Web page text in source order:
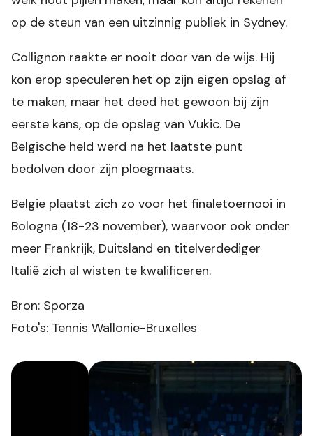
op de steun van een uitzinnig publiek in Sydney.
Collignon raakte er nooit door van de wijs. Hij
kon erop speculeren het op zijn eigen opslag af
te maken, maar het deed het gewoon bij zijn
eerste kans, op de opslag van Vukic. De
Belgische held werd na het laatste punt
bedolven door zijn ploegmaats.
België plaatst zich zo voor het finaletoernooi in
Bologna (18-23 november), waarvoor ook onder
meer Frankrijk, Duitsland en titelverdediger
Italië zich al wisten te kwalificeren.
Bron: Sporza
Foto's: Tennis Wallonie-Bruxelles